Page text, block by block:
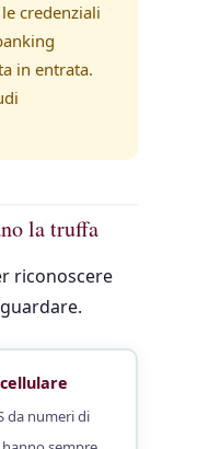
credenziali
in entrata.
la truffa
riconoscere
da numeri di